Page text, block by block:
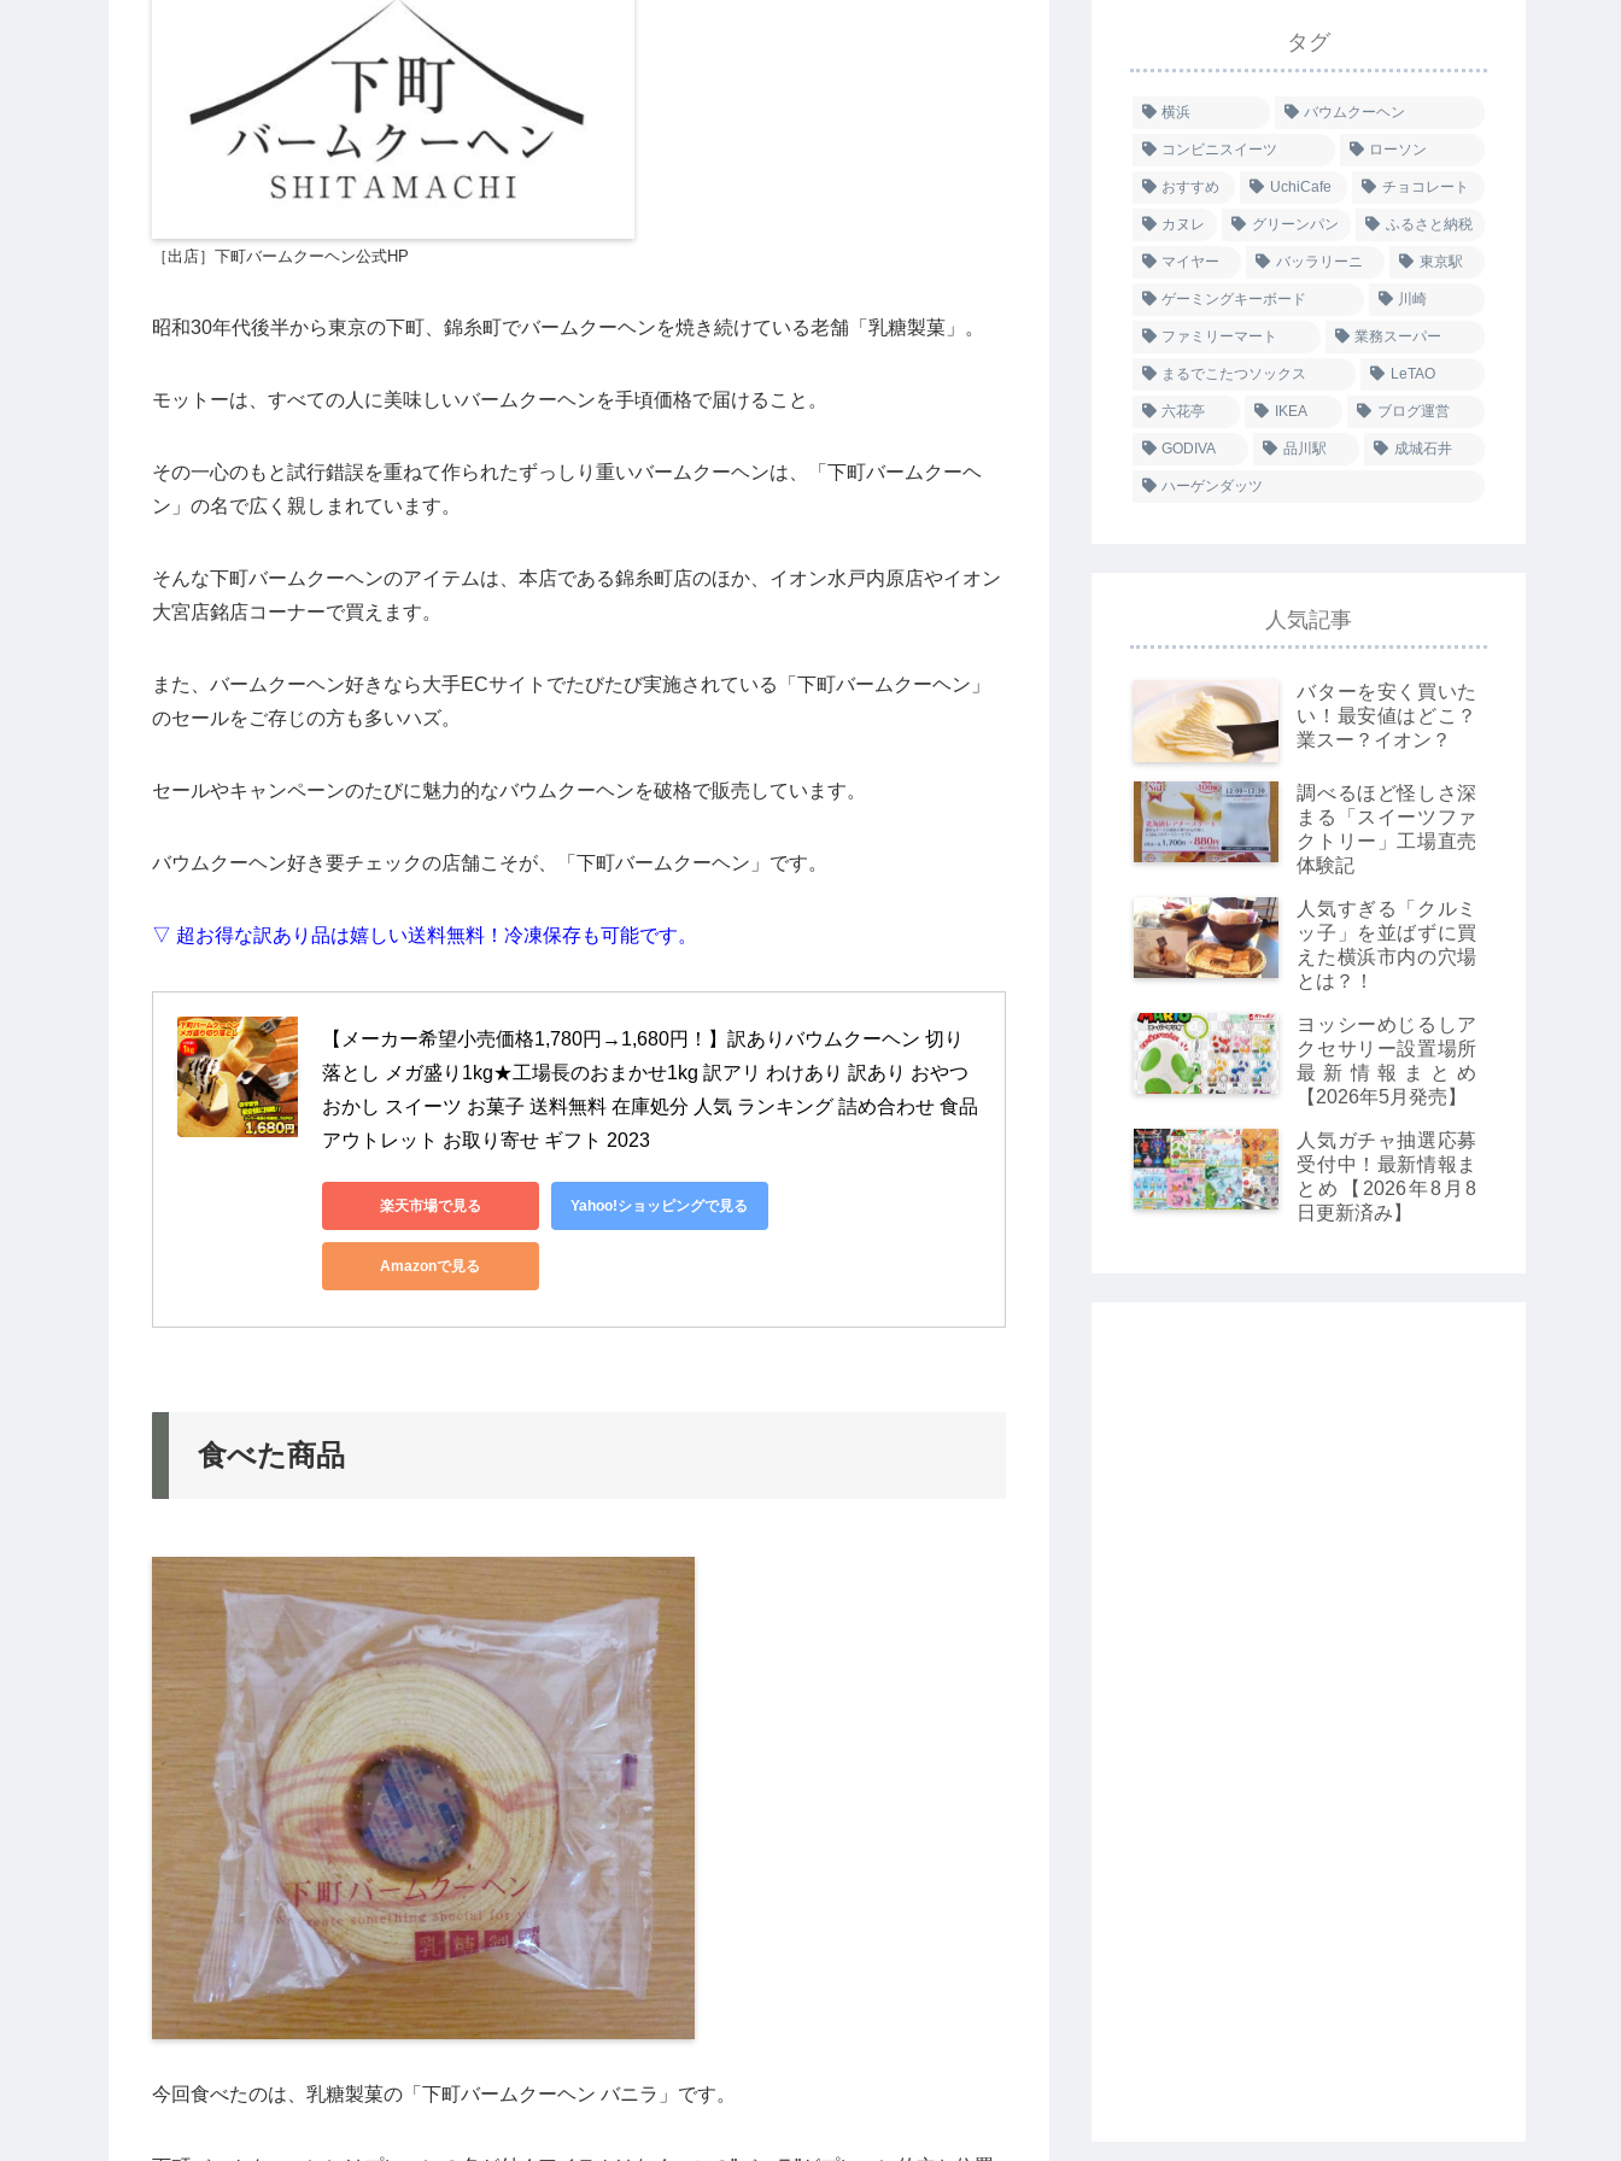
［出店］下町バームクーヘン公式HP
昭和30年代後半から東京の下町、錦糸町でバームクーヘンを焼き続けている老舗「乳糖製菓」。
モットーは、すべての人に美味しいバームクーヘンを手頃価格で届けること。
その一心のもと試行錯誤を重ねて作られたずっしり重いバームクーヘンは、「下町バームクーヘ
ン」の名で広く親しまれています。
そんな下町バームクーヘンのアイテムは、本店である錦糸町店のほか、イオン水戸内原店やイオン
大宮店銘店コーナーで買えます。
また、バームクーヘン好きなら大手ECサイトでたびたび実施されている「下町バームクーヘン」
のセールをご存じの方も多いハズ。
セールやキャンペーンのたびに魅力的なバウムクーヘンを破格で販売しています。
バウムクーヘン好き要チェックの店舗こそが、「下町バームクーヘン」です。
▽ 超お得な訳あり品は嬉しい送料無料！冷凍保存も可能です。
【メーカー希望小売価格1,780円→1,680円！】訳ありバウムクーヘン 切り
落とし メガ盛り1kg★工場長のおまかせ1kg 訳アリ わけあり 訳あり おやつ
おかし スイーツ お菓子 送料無料 在庫処分 人気 ランキング 詰め合わせ 食品
アウトレット お取り寄せ ギフト 2023
楽天市場で見る Yahoo!ショッピングで見る
Amazonで見る
食べた商品
今回食べたのは、乳糖製菓の「下町バームクーヘン バニラ」です。
タグ
横浜 バウムクーヘン
コンビニスイーツ ローソン
おすすめ UchiCafe チョコレート
カヌレ グリーンパン ふるさと納税
マイヤー バッラリーニ 東京駅
ゲーミングキーボード 川崎
ファミリーマート 業務スーパー
まるでこたつソックス LeTAO
六花亭 IKEA ブログ運営
GODIVA 品川駅 成城石井
ハーゲンダッツ
人気記事
バターを安く買いた
い！最安値はどこ？
業スー？イオン？
調べるほど怪しさ深
まる「スイーツファ
クトリー」工場直売
体験記
人気すぎる「クルミ
ッ子」を並ばずに買
えた横浜市内の穴場
とは？！
ヨッシーめじるしア
クセサリー設置場所
最新情報まとめ
【2026年5月発売】
人気ガチャ抽選応募
受付中！最新情報ま
とめ【2026年8月8
日更新済み】